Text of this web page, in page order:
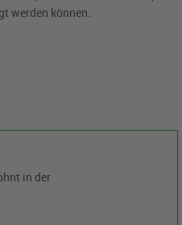
werden können.
in der